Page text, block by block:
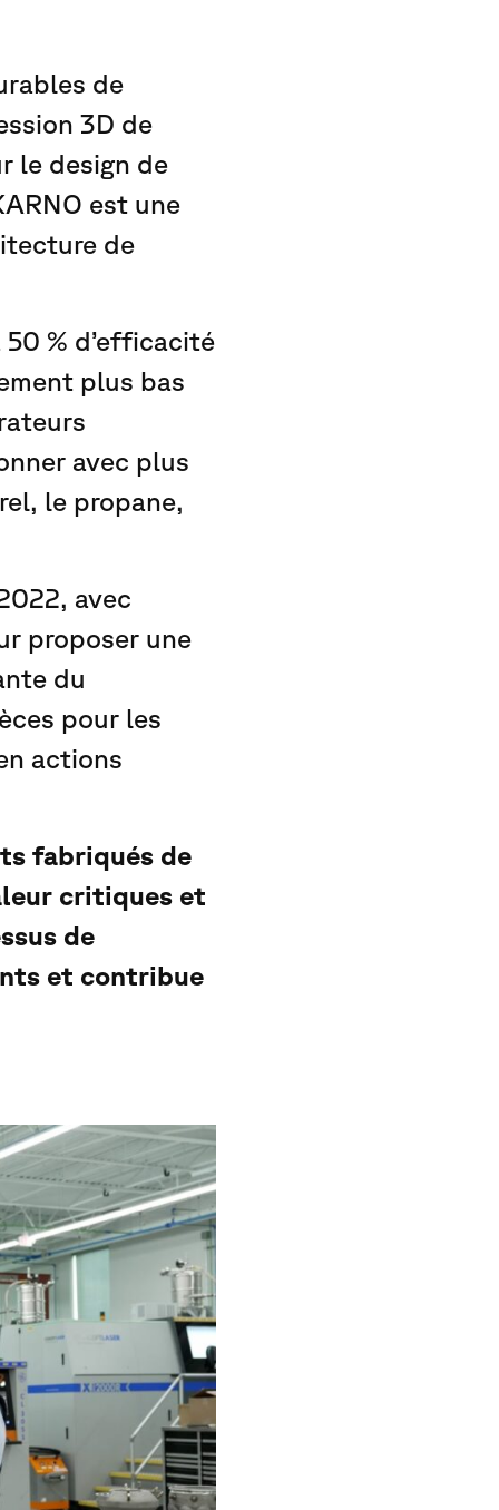
de
3D de
le design de
est une
de
% d’efficacité
plus bas
avec plus
le propane,
avec
proposer une
du
pour les
actions
fabriqués de
critiques et
de
et contribue